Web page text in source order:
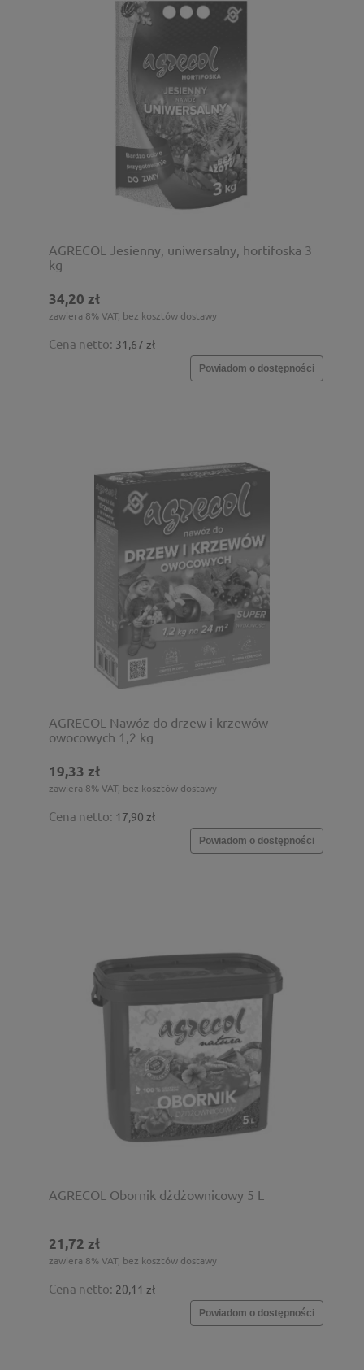
AGRECOL Jesienny, uniwersalny, hortifoska 3
kg
34,20 zł
zawiera 8% VAT, bez kosztów dostawy
Cena netto: 31,67 zł
Powiadom o dostępności
AGRECOL Nawóz do drzew i krzewów
owocowych 1,2 kg
19,33 zł
zawiera 8% VAT, bez kosztów dostawy
Cena netto: 17,90 zł
Powiadom o dostępności
AGRECOL Obornik dżdżownicowy 5 L
21,72 zł
zawiera 8% VAT, bez kosztów dostawy
Cena netto: 20,11 zł
Powiadom o dostępności